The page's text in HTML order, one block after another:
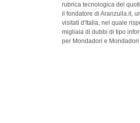
rubrica tecnologica del
il fondatore di Aranzulla.it,
visitati d'Italia, nel quale
migliaia di dubbi di tipo
per Mondadori e